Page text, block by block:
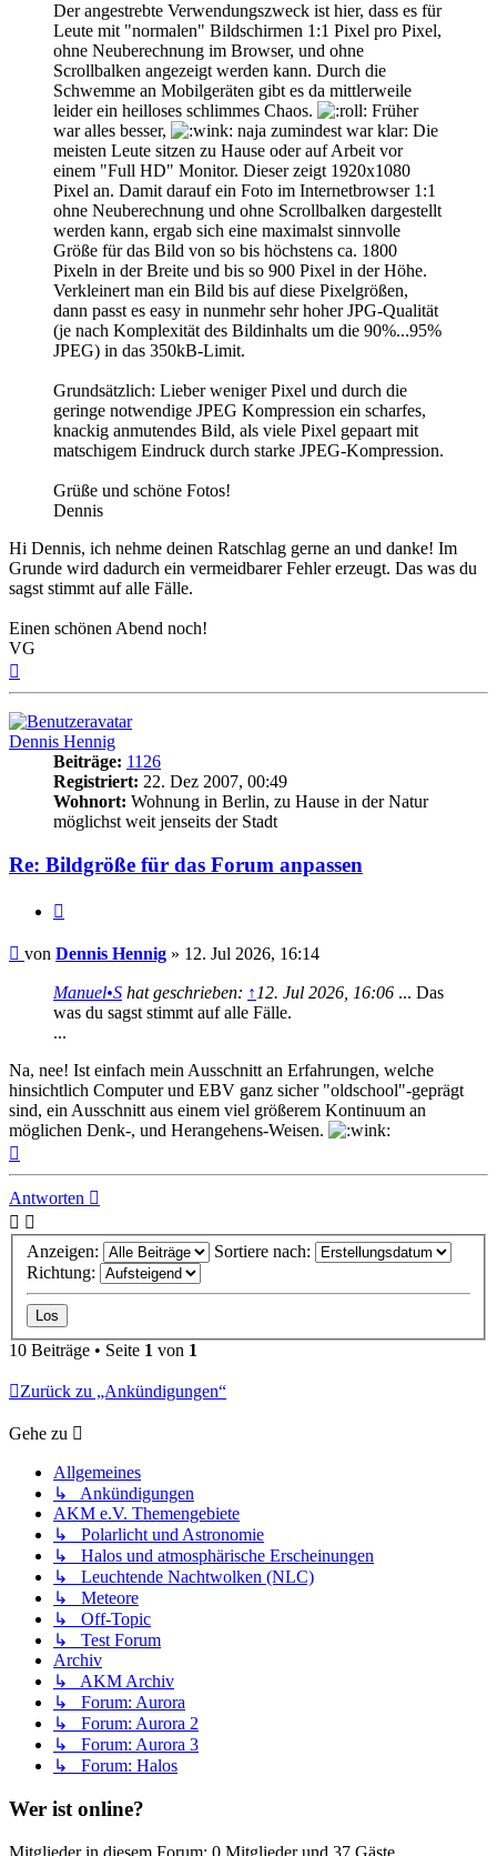
Der angestrebte Verwendungszweck ist hier, dass es für
Leute mit "normalen" Bildschirmen 1:1 Pixel pro Pixel,
ohne Neuberechnung im Browser, und ohne
Scrollbalken angezeigt werden kann. Durch die
Schwemme an Mobilgeräten gibt es da mittlerweile
leider ein heilloses schlimmes Chaos.
Früher
war alles besser,
naja zumindest war klar: Die
meisten Leute sitzen zu Hause oder auf Arbeit vor
einem "Full HD" Monitor. Dieser zeigt 1920x1080
Pixel an. Damit darauf ein Foto im Internetbrowser 1:1
ohne Neuberechnung und ohne Scrollbalken dargestellt
werden kann, ergab sich eine maximalst sinnvolle
Größe für das Bild von so bis höchstens ca. 1800
Pixeln in der Breite und bis so 900 Pixel in der Höhe.
Verkleinert man ein Bild bis auf diese Pixelgrößen,
dann passt es easy in nunmehr sehr hoher JPG-Qualität
(je nach Komplexität des Bildinhalts um die 90%...95%
JPEG) in das 350kB-Limit.
Grundsätzlich: Lieber weniger Pixel und durch die
geringe notwendige JPEG Kompression ein scharfes,
knackig anmutendes Bild, als viele Pixel gepaart mit
matschigem Eindruck durch starke JPEG-Kompression.
Grüße und schöne Fotos!
Dennis
Hi Dennis, ich nehme deinen Ratschlag gerne an und danke! Im
Grunde wird dadurch ein vermeidbarer Fehler erzeugt. Das was du
sagst stimmt auf alle Fälle.
Einen schönen Abend noch!
VG
Dennis Hennig
Beiträge: 1126
Registriert: 22. Dez 2007, 00:49
Wohnort: Wohnung in Berlin, zu Hause in der Natur
möglichst weit jenseits der Stadt
Re: Bildgröße für das Forum anpassen
Beitrag
von Dennis Hennig » 12. Jul 2026, 16:14
Manuel•S hat geschrieben: ↑ 12. Jul 2026, 16:06 ... Das
was du sagst stimmt auf alle Fälle.
...
Na, nee! Ist einfach mein Ausschnitt an Erfahrungen, welche
hinsichtlich Computer und EBV ganz sicher "oldschool"-geprägt
sind, ein Ausschnitt aus einem viel größerem Kontinuum an
möglichen Denk-, und Herangehens-Weisen.
Antworten
Anzeigen:
Sortiere nach:
Richtung:
10 Beiträge • Seite 1 von 1
Zurück zu „Ankündigungen“
Gehe zu
Allgemeines
↳ Ankündigungen
AKM e.V. Themengebiete
↳ Polarlicht und Astronomie
↳ Halos und atmosphärische Erscheinungen
↳ Leuchtende Nachtwolken (NLC)
↳ Meteore
↳ Off-Topic
↳ Test Forum
Archiv
↳ AKM Archiv
↳ Forum: Aurora
↳ Forum: Aurora 2
↳ Forum: Aurora 3
↳ Forum: Halos
Wer ist online?
Mitglieder in diesem Forum: 0 Mitglieder und 37 Gäste